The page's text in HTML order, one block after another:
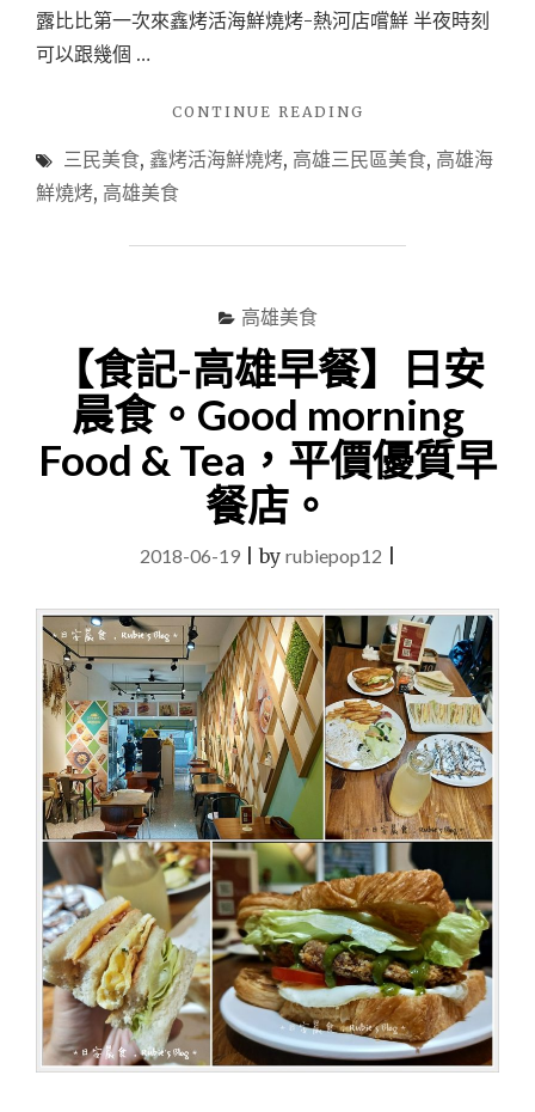
露比比第一次來鑫烤活海鮮燒烤-熱河店嚐鮮 半夜時刻
可以跟幾個 …
CONTINUE READING
鑫
河
店，
海
鮮
活
燒
高
雄
三
民
宵
夜
推
薦。"
三民美食, 鑫烤活海鮮燒烤, 高雄三民區美食, 高雄海
鮮燒烤, 高雄美食
高雄美食
【食記-高雄早餐】日安
晨食。Good morning
Food & Tea，平價優質早
餐店。
2018-06-19|by rubiepop12